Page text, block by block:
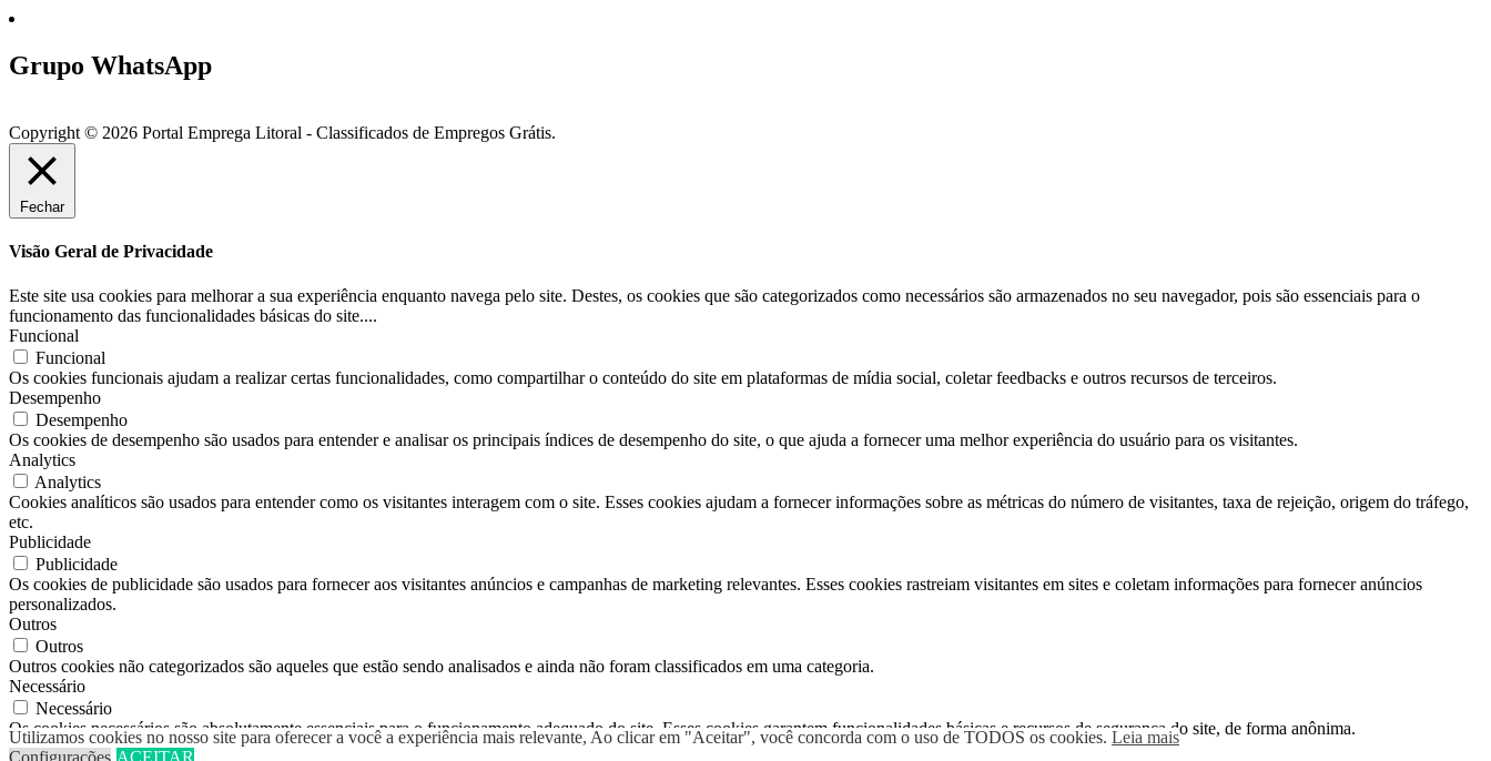
Grupo WhatsApp
Copyright © 2026 Portal Emprega Litoral - Classificados de Empregos Grátis.
Utilizamos cookies no nosso site para oferecer a você a experiência mais relevante, Ao clicar em "Aceitar", você concorda com o uso de TODOS os cookies. Leia mais
Configurações ACEITAR
Fechar
Visão Geral de Privacidade
Este site usa cookies para melhorar a sua experiência enquanto navega pelo site. Destes, os cookies que são categorizados como necessários são armazenados no seu navegador, pois são essenciais para o
funcionamento das funcionalidades básicas do site....
Funcional
Funcional
Os cookies funcionais ajudam a realizar certas funcionalidades, como compartilhar o conteúdo do site em plataformas de mídia social, coletar feedbacks e outros recursos de terceiros.
Desempenho
Desempenho
Os cookies de desempenho são usados para entender e analisar os principais índices de desempenho do site, o que ajuda a fornecer uma melhor experiência do usuário para os visitantes.
Analytics
Analytics
Cookies analíticos são usados para entender como os visitantes interagem com o site. Esses cookies ajudam a fornecer informações sobre as métricas do número de visitantes, taxa de rejeição, origem do tráfego,
etc.
Publicidade
Publicidade
Os cookies de publicidade são usados para fornecer aos visitantes anúncios e campanhas de marketing relevantes. Esses cookies rastreiam visitantes em sites e coletam informações para fornecer anúncios
personalizados.
Outros
Outros
Outros cookies não categorizados são aqueles que estão sendo analisados e ainda não foram classificados em uma categoria.
Necessário
Necessário
Os cookies necessários são absolutamente essenciais para o funcionamento adequado do site. Esses cookies garantem funcionalidades básicas e recursos de segurança do site, de forma anônima.
SALVAR E ACEITAR